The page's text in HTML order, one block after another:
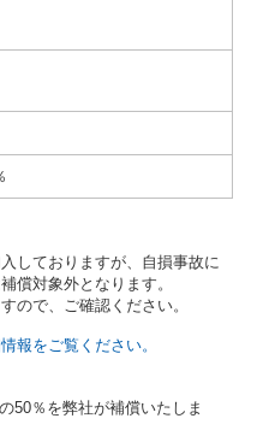
受人は当社に第１0条第
うものとします。
項を遵守するものとしま
（注１）に基づき、貸渡
許の種類及び運転免許証
約の締結にあたり、借受
運転者（以下「運転者」
証の提示を求めるほか、そ
あります。この場合、借
ときは自己の運転免許証
のとします。
に関する基本通達」（自
）の２．(10)及び(11)の
しておりますが、自損事故に
償対象外となります。
ので、ご確認ください。
報をご覧ください。
50％を弊社が補償いたしま